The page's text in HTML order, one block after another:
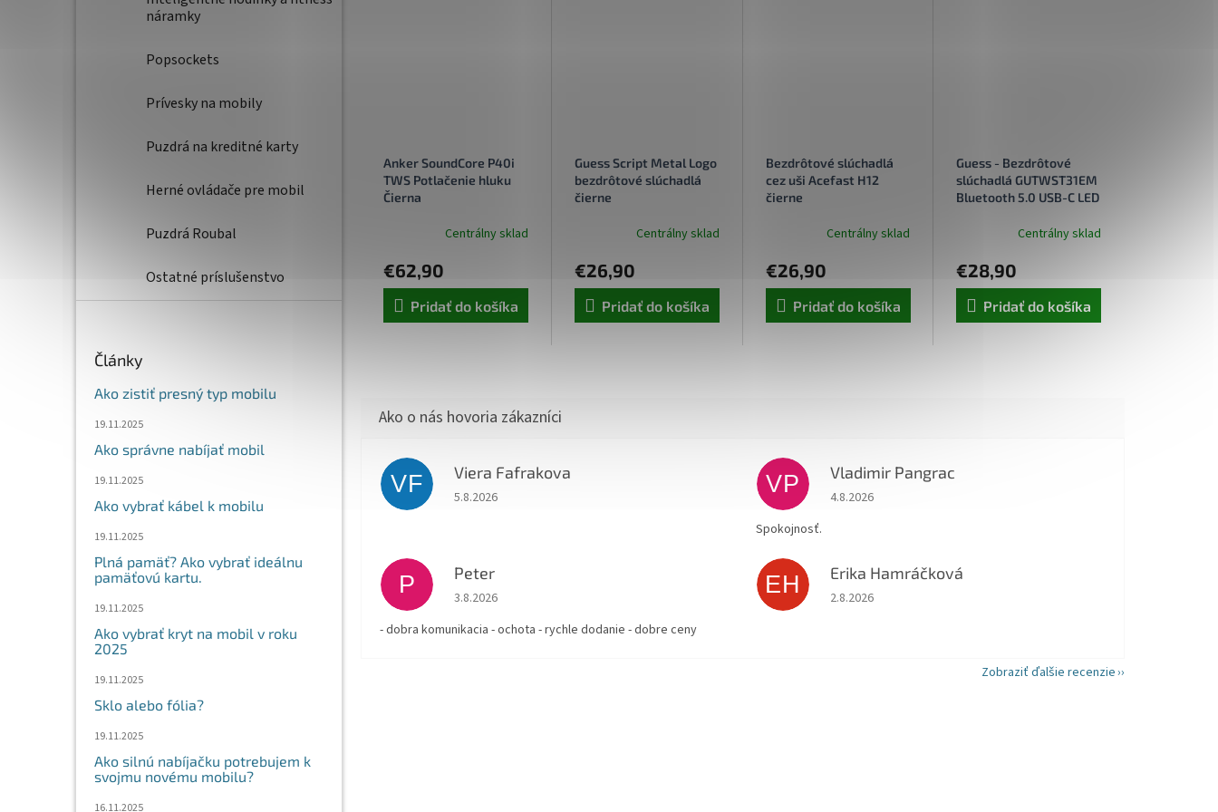
náramky
Popsockets
Prívesky na mobily
Puzdrá na kreditné karty
Herné ovládače pre mobil
Puzdrá Roubal
Ostatné príslušenstvo
Články
Ako zistiť presný typ mobilu
19.11.2025
Ako správne nabíjať mobil
19.11.2025
Ako vybrať kábel k mobilu
19.11.2025
Plná pamäť? Ako vybrať ideálnu
pamäťovú kartu.
19.11.2025
Ako vybrať kryt na mobil v roku
2025
19.11.2025
Sklo alebo fólia?
19.11.2025
Ako silnú nabíjačku potrebujem k
svojmu novému mobilu?
16.11.2025
Anker SoundCore P40i
TWS Potlačenie hluku
Čierna
Centrálny sklad
€62,90
Pridať do košíka
Guess Script Metal Logo
bezdrôtové slúchadlá
čierne
Centrálny sklad
€26,90
Pridať do košíka
Bezdrôtové slúchadlá
cez uši Acefast H12
čierne
Centrálny sklad
€26,90
Pridať do košíka
Guess - Bezdrôtové
slúchadlá GUTWST31EM
Bluetooth 5.0 USB-C LED
Centrálny sklad
€28,90
Pridať do košíka
VF Viera Fafrakova
Hodnotenie obchodu je 5 z 5 hviezdičiek.
5.8.2026 VP Vladimir Pangrac
Hodnotenie obchodu je 5 z 5 hviezdičiek.
4.8.2026
Spokojnosť.
P Peter
Hodnotenie obchodu je 5 z 5 hviezdičiek.
3.8.2026
- dobra komunikacia - ochota - rychle dodanie - dobre ceny
EH Erika Hamráčková
Hodnotenie obchodu je 5 z 5 hviezdičiek.
2.8.2026
Zobraziť ďalšie recenzie